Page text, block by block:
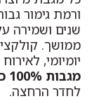
ורמת גימור
שנים ושמירה
ממושך.
יומיומי,
מגבות 100% כותנה
לחדר הרחצה.